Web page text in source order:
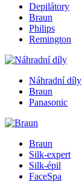
Depilátory
Braun
Philips
Remington
Náhradní díly
Braun
Panasonic
Braun
Silk-expert
Silk-épil
FaceSpa